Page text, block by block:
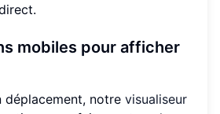
mobiles pour afficher
déplacement, notre visualiseur